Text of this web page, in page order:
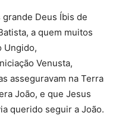
Deus Íbis de
a quem muitos
Ungido,
Venusta,
asseguravam na Terra
João, e que Jesus
querido seguir a João.